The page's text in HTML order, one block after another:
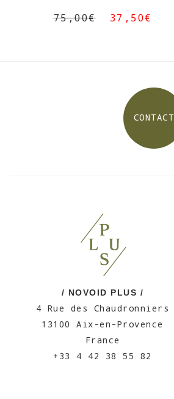
75,00€ 37,50€
CONTACT
/ NOVOID PLUS /
4 Rue des Chaudronniers
13100 Aix-en-Provence
France
+33 4 42 38 55 82